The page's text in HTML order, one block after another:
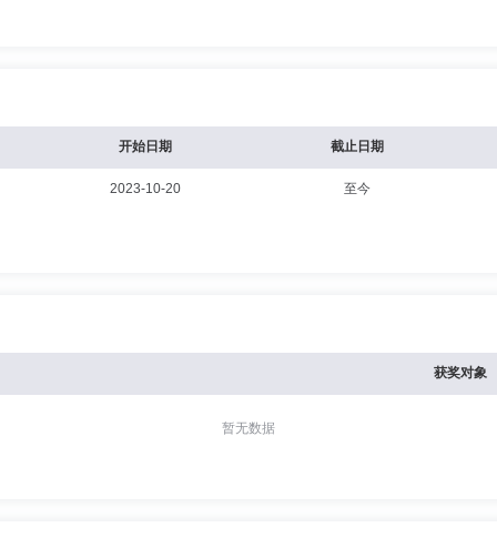
开始日期 截止日期
2023-10-20 至今
获奖对象
暂无数据